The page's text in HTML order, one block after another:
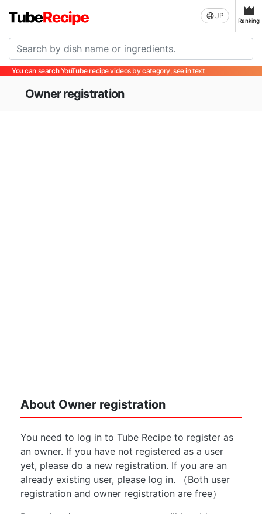
JP
Ranking
You can search YouTube recipe videos by category, see in text
Owner registration
About Owner registration
You need to log in to Tube Recipe to register as
an owner. If you have not registered as a user
yet, please do a new registration. If you are an
already existing user, please log in. （Both user
registration and owner registration are free）